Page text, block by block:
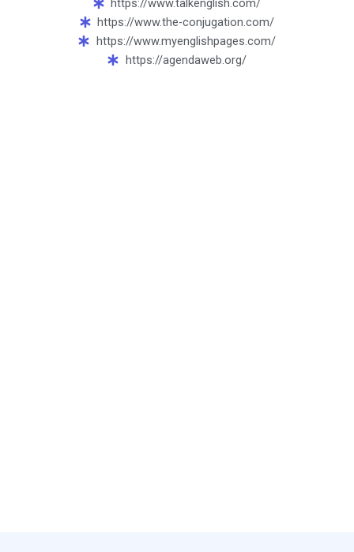
https://www.talkenglish.com/
https://www.the-conjugation.com/
https://www.myenglishpages.com/
https://agendaweb.org/